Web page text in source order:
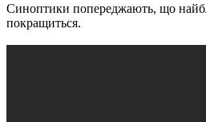
Синоптики попереджають, що
покращиться.